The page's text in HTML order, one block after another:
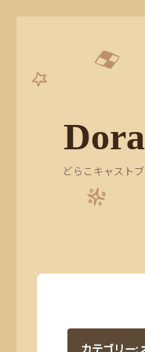
どらこキャスト
カテゴリー: